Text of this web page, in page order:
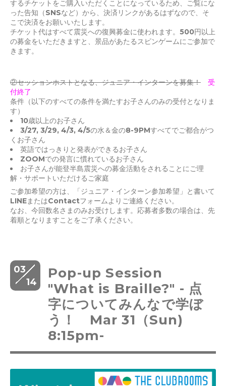
するチケットをご購入いただくことになっているため、ご覧にな
った告知（SNSなど）から、決済リンクがあるはずなので、そ
こで決済をお願いいたします。
チケット代はすべて震災への復興募金に使われます。500円以上
の募金をいただきますと、景品があたるスピンゲームにご参加で
きます。
②セッションホストとなる、ジュニア・インターンを募集！ 受
付終了
条件（以下のすべての条件を満たすお子さんのみの受付となりま
す）
10歳以上のお子さん
3/27, 3/29, 4/3, 4/5の水＆金の8-9PMすべてでご都合がつ
くお子さん
英語ではっきりと発表ができるお子さん
ZOOMでの発言に慣れているお子さん
お子さんが能登半島震災への募金活動をされることにご理
解・サポートいただけるご家庭
ご参加希望の方は、「ジュニア・インターン参加希望」と書いて
LINEまたはContactフォームよりご連絡ください。
なお、今回数名さまのみお受けします。応募者多数の場合は、先
着順となりますことをご了承ください。
03
14
Pop-up Session
"What is Braille?" - 点
字についてみんなで学ぼ
う！ Mar 31（Sun)
8:15pm-